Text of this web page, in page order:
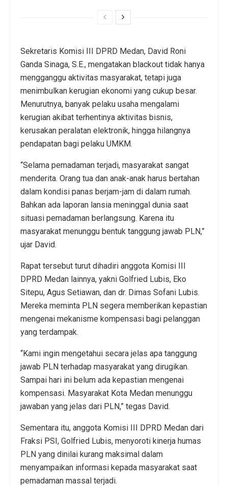
Sekretaris Komisi III DPRD Medan, David Roni
Ganda Sinaga, S.E., mengatakan blackout tidak hanya
mengganggu aktivitas masyarakat, tetapi juga
menimbulkan kerugian ekonomi yang cukup besar.
Menurutnya, banyak pelaku usaha mengalami
kerugian akibat terhentinya aktivitas bisnis,
kerusakan peralatan elektronik, hingga hilangnya
pendapatan bagi pelaku UMKM.
“Selama pemadaman terjadi, masyarakat sangat
menderita. Orang tua dan anak-anak harus bertahan
dalam kondisi panas berjam-jam di dalam rumah.
Bahkan ada laporan lansia meninggal dunia saat
situasi pemadaman berlangsung. Karena itu
masyarakat menunggu bentuk tanggung jawab PLN,”
ujar David.
Rapat tersebut turut dihadiri anggota Komisi III
DPRD Medan lainnya, yakni Golfried Lubis, Eko
Sitepu, Agus Setiawan, dan dr. Dimas Sofani Lubis.
Mereka meminta PLN segera memberikan kepastian
mengenai mekanisme kompensasi bagi pelanggan
yang terdampak.
“Kami ingin mengetahui secara jelas apa tanggung
jawab PLN terhadap masyarakat yang dirugikan.
Sampai hari ini belum ada kepastian mengenai
kompensasi. Masyarakat Kota Medan menunggu
jawaban yang jelas dari PLN,” tegas David.
Sementara itu, anggota Komisi III DPRD Medan dari
Fraksi PSI, Golfried Lubis, menyoroti kinerja humas
PLN yang dinilai kurang maksimal dalam
menyampaikan informasi kepada masyarakat saat
pemadaman massal terjadi.